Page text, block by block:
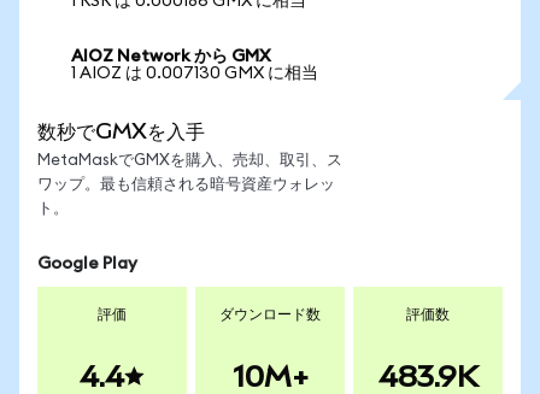
AIOZ Network から GMX
1 AIOZ は 0.007130 GMX に相当
数秒でGMXを入手
MetaMaskでGMXを購入、売却、取引、ス
ワップ。最も信頼される暗号資産ウォレッ
ト。
Google Play
評価
4.4
ダウンロード数
10M+
評価数
483.9K